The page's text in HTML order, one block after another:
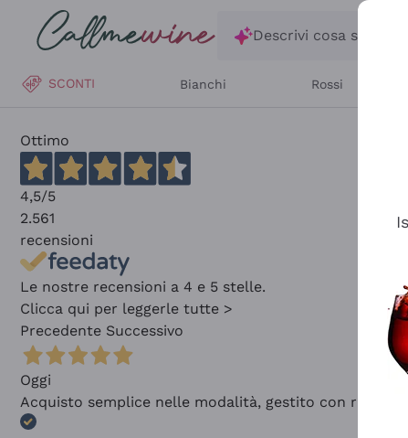
Salta al contenuto principale
Descrivi cosa stai
SCONTI Bianchi Rossi
Ottimo
4,5/5
2.561
recensioni
Le nostre recensioni a 4 e 5 stelle.
Clicca qui per leggerle tutte >
Precedente Successivo
Oggi
Acquisto semplice nelle modalità, gestito con rapidità